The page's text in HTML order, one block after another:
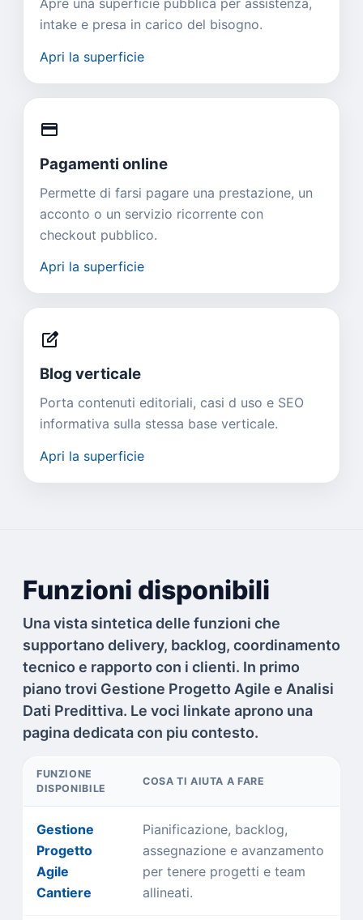
Apre una superficie pubblica per assistenza,
intake e presa in carico del bisogno.
Apri la superficie
credit_card
Pagamenti online
Permette di farsi pagare una prestazione, un
acconto o un servizio ricorrente con
checkout pubblico.
Apri la superficie
edit_square
Blog verticale
Porta contenuti editoriali, casi d uso e SEO
informativa sulla stessa base verticale.
Apri la superficie
Funzioni disponibili
Una vista sintetica delle funzioni che
supportano delivery, backlog, coordinamento
tecnico e rapporto con i clienti. In primo
piano trovi Gestione Progetto Agile e Analisi
Dati Predittiva. Le voci linkate aprono una
pagina dedicata con piu contesto.
FUNZIONE
DISPONIBILE
COSA TI AIUTA A FARE
Gestione
Progetto
Agile
Cantiere
Pianificazione, backlog,
assegnazione e avanzamento
per tenere progetti e team
allineati.